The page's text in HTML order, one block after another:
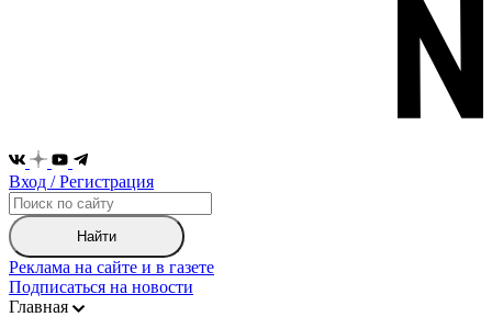
Вход / Регистрация
Найти
Реклама на сайте и в газете
Подписаться на новости
Главная